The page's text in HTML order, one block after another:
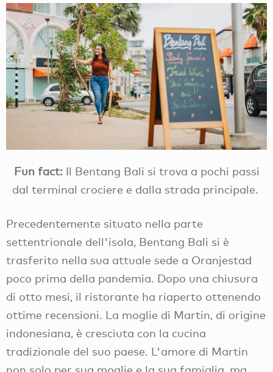
Fun fact:Il Bentang Bali si trova a pochi passi
dal terminal crociere e dalla strada principale.
Precedentemente situato nella parte
settentrionale dell'isola, Bentang Bali si è
trasferito nella sua attuale sede a Oranjestad
poco prima della pandemia. Dopo una chiusura
di otto mesi, il ristorante ha riaperto ottenendo
ottime recensioni. La moglie di Martin, di origine
indonesiana, è cresciuta con la cucina
tradizionale del suo paese. L'amore di Martin